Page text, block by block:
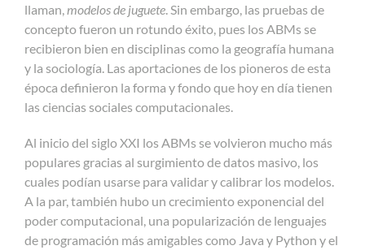
llaman,modelos de juguete. Sin embargo, las pruebas de
concepto fueron un rotundo éxito, pues los ABMs se
recibieron bien en disciplinas como la geografía humana
y la sociología. Las aportaciones de los pioneros de esta
época definieron la forma y fondo que hoy en día tienen
las ciencias sociales computacionales.
Al inicio del siglo XXI los ABMs se volvieron mucho más
populares gracias al surgimiento de datos masivo, los
cuales podían usarse para validar y calibrar los modelos.
A la par, también hubo un crecimiento exponencial del
poder computacional, una popularización de lenguajes
de programación más amigables como Java y Python y el